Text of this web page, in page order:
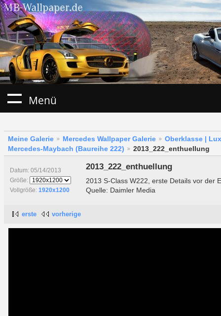
Menü
Meine Galerie Mercedes Wallpaper Galerie
Oberklasse |
Mercedes-Maybach (Baureihe 222)
2013_222_enthuellung
Datum: 05/14/2013
Größe:
Vollgröße: 1920x1200
2013_222_enthuellung
2013 S-Class W222, erste Details vor der
Quelle: Daimler Media
erste vorherige